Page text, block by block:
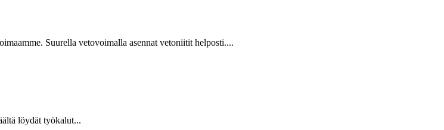
Suurella vetovoimalla asennat vetoniitit helposti....
löydät työkalut...